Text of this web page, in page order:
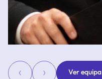
Ver equipa